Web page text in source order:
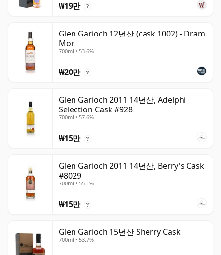
₩19만 ?
Glen Garioch 12년산 (cask 1002) - Dram
Mor
700ml • 53.6%
₩20만 ?
Glen Garioch 2011 14년산, Adelphi
Selection Cask #928
700ml • 57.6%
₩15만 ?
Glen Garioch 2011 14년산, Berry's Cask
#8029
700ml • 55.1%
₩15만 ?
Glen Garioch 15년산 Sherry Cask
700ml • 53.7%